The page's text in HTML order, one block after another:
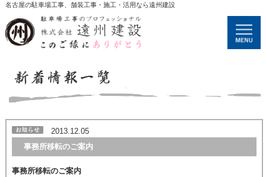
名古屋の駐車場工事、舗装工事・施工・活用なら遠州建設
2013.12.05
事務所移転のご案内
事務所移転のご案内